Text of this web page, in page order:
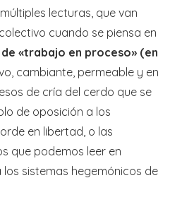
lecturas, que van
cuando se piensa en
«trabajo en proceso» (en
cambiante, permeable y en
de cría del cerdo que se
de oposición a los
en libertad, o las
que podemos leer en
sistemas hegemónicos de